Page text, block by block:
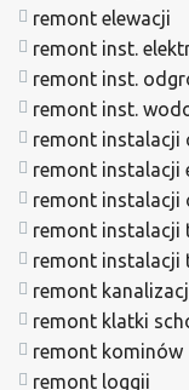
remont elewacji
remont inst.
remont inst.
remont inst.
remont instalacji
remont instalacji
remont instalacji
remont instalacji
remont instalacji
remont
remont klatki
remont kominów
remont loggii